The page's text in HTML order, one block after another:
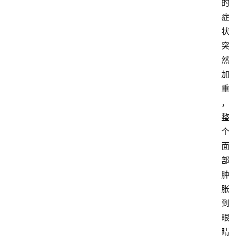
的
症
状
突
然
加
重
，
整
个
面
部
肿
胀
到
眼
睛